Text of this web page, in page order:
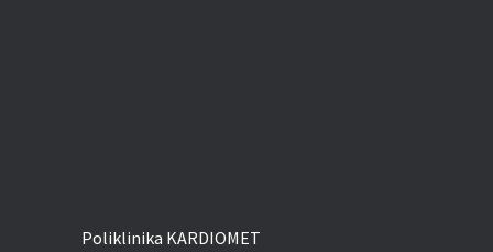
Poliklinika KARDIOMET